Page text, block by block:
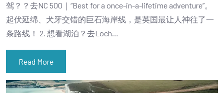
驾？？去NC 500｜“Best for a once-in-a-lifetime adventure”。
起伏延绵、犬牙交错的巨石海岸线，是英国最让人神往了一
条路线！ 2. 想看湖泊？去Loch…
Read More